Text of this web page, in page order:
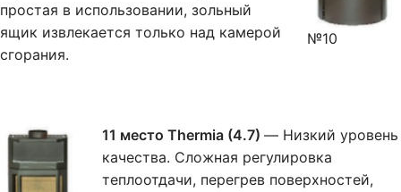
№10
простая в использовании, зольный
ящик извлекается только над камерой
сгорания.
11 место Thermia (4.7) — Низкий уровень
качества. Сложная регулировка
теплоотдачи, перегрев поверхностей,